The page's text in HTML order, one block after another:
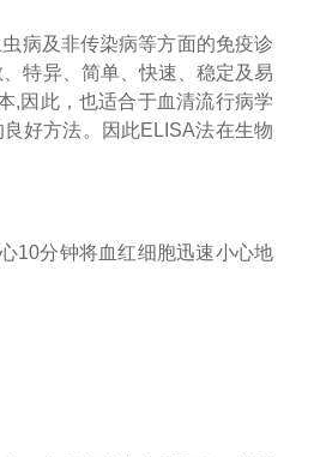
病及非传染病等方面的免疫诊
特异、简单、快速、稳定及易
,因此，也适合于血清流行病学
好方法。因此ELISA法在生物
10分钟将血红细胞迅速小心地